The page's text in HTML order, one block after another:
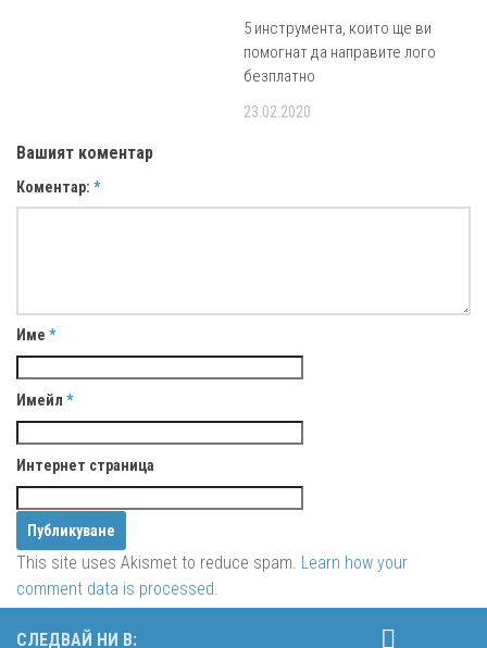
5 инструмента, които ще ви
помогнат да направите лого
безплатно
23.02.2020
Вашият коментар
Коментар: *
Име *
Имейл *
Интернет страница
This site uses Akismet to reduce spam. Learn how your
comment data is processed.
СЛЕДВАЙ НИ В: